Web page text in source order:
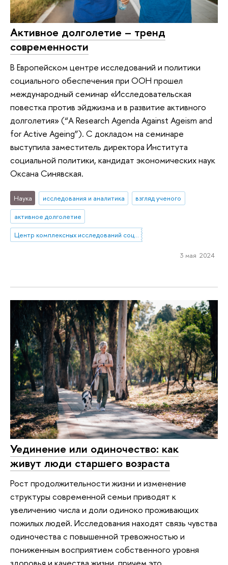
Активное долголетие – тренд
современности
В Европейском центре исследований и политики
социального обеспечения при ООН прошел
международный семинар «Исследовательская
повестка против эйджизма и в развитие активного
долголетия» (“A Research Agenda Against Ageism and
for Active Ageing”). С докладом на семинаре
выступила заместитель директора Института
социальной политики, кандидат экономических наук
Оксана Синявская.
Наука исследования и аналитика
взгляд ученого
активное долголетие
Центр комплексных исследований социальной политики
3 мая 2024
Уединение или одиночество: как
живут люди старшего возраста
Рост продолжительности жизни и изменение
структуры современной семьи приводят к
увеличению числа и доли одиноко проживающих
пожилых людей. Исследования находят связь чувства
одиночества с повышенной тревожностью и
пониженным восприятием собственного уровня